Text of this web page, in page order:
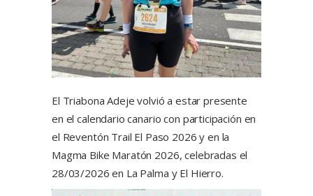
El Triabona Adeje volvió a estar presente
en el calendario canario con participación en
el Reventón Trail El Paso 2026 y en la
Magma Bike Maratón 2026, celebradas el
28/03/2026 en La Palma y El Hierro.